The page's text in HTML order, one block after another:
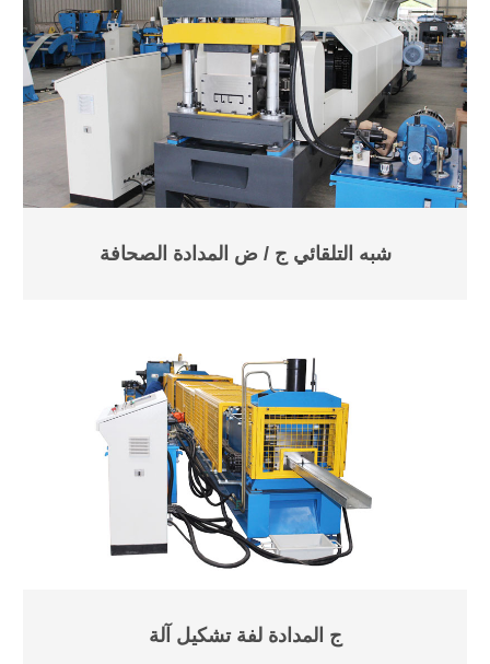
شبه التلقائي ج / ض المدادة الصحافة
ج المدادة لفة تشكيل آلة